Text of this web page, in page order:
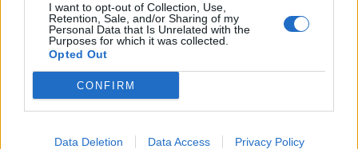
I want to opt-out of Collection, Use,
Retention, Sale, and/or Sharing of my
Personal Data that Is Unrelated with the
Purposes for which it was collected.
Opted Out
CONFIRM
Data Deletion Data Access Privacy Policy
Tags: descarbonização Elétricos